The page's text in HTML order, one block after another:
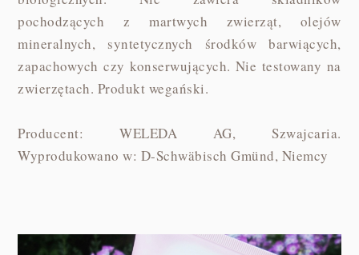
pochodzących z martwych zwierząt, olejów
mineralnych, syntetycznych środków barwiących,
zapachowych czy konserwujących. Nie testowany na
zwierzętach. Produkt wegański.
Producent: WELEDA AG, Szwajcaria.
Wyprodukowano w: D-Schwäbisch Gmünd, Niemcy